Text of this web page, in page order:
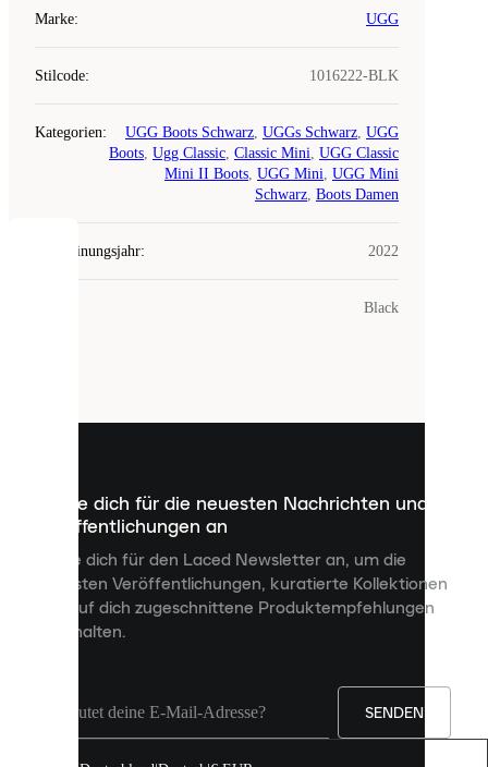
Marke: UGG
Stilcode: 1016222-BLK
Kategorien: UGG Boots Schwarz, UGGs Schwarz, UGG
Boots, Ugg Classic, Classic Mini, UGG Classic
Mini II Boots, UGG Mini, UGG Mini
Schwarz, Boots Damen
Erscheinungsjahr: 2022
Black
Melde dich für die neuesten Nachrichten und
Veröffentlichungen an
Melde dich für den Laced Newsletter an, um die
neuesten Veröffentlichungen, kuratierte Kollektionen
und auf dich zugeschnittene Produktempfehlungen
zu erhalten.
SENDEN
COOKIES
kleine
dienen,
Inhalte
anzuzeigen
deine